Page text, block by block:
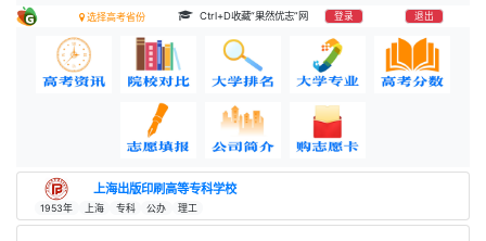
选择高考省份 Ctrl+D收藏“果然优志”网 登录 退出
上海出版印刷高等专科学校
1953年 上海 专科 公办 理工